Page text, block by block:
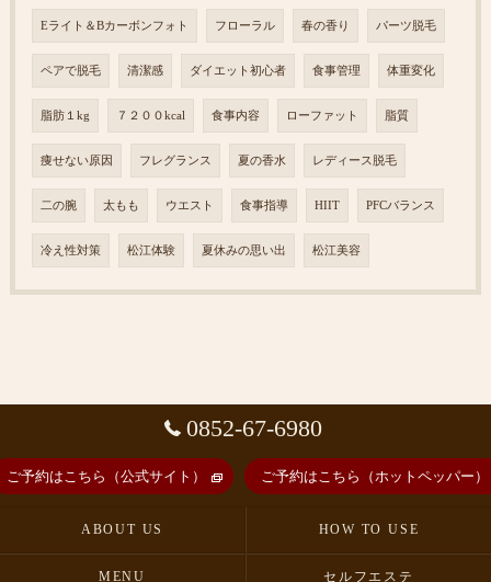
Eライト＆Bカーボンフォト フローラル 春の香り パーツ脱毛
ペアで脱毛 清潔感 ダイエット初心者 食事管理 体重変化
脂肪１kg ７２００kcal 食事内容 ローファット 脂質
痩せない原因 フレグランス 夏の香水 レディース脱毛
二の腕 太もも ウエスト 食事指導 HIIT PFCバランス
冷え性対策 松江体験 夏休みの思い出 松江美容
0852-67-6980
ご予約はこちら（公式サイト） ご予約はこちら（ホットペッパー）
ABOUT US HOW TO USE
MENU セルフエステ